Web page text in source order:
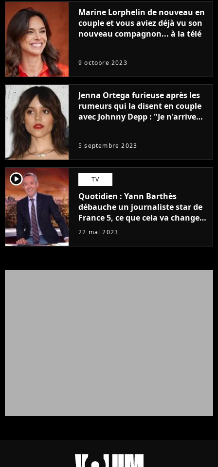
Marine Lorphelin de nouveau en
couple et vous aviez déjà vu son
nouveau compagnon... à la télé
9 octobre 2023
Jenna Ortega furieuse après les
rumeurs qui la disent en couple
avec Johnny Depp : "Je n'arrive
5 septembre 2023
player2 TV
Quotidien : Yann Barthès
débauche un journaliste star de
France 5, ce que cela va changer
à la rentrée
22 mai 2023